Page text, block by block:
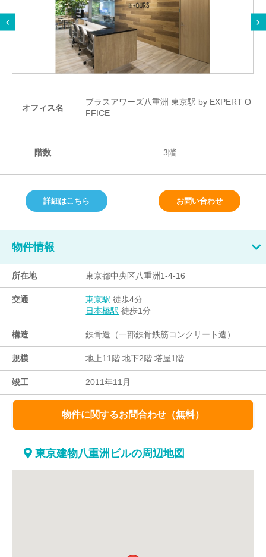
オフィス名
プラスアワーズ八重洲 東京駅 by EXPERT O
FFICE
階数 3階
詳細はこちら お問い合わせ
物件情報
所在地 東京都中央区八重洲1-4-16
交通 東京駅 徒歩4分
日本橋駅 徒歩1分
構造 鉄骨造（一部鉄骨鉄筋コンクリート造）
規模 地上11階 地下2階 塔屋1階
竣工 2011年11月
物件に関するお問合わせ（無料）
東京建物八重洲ビルの周辺地図